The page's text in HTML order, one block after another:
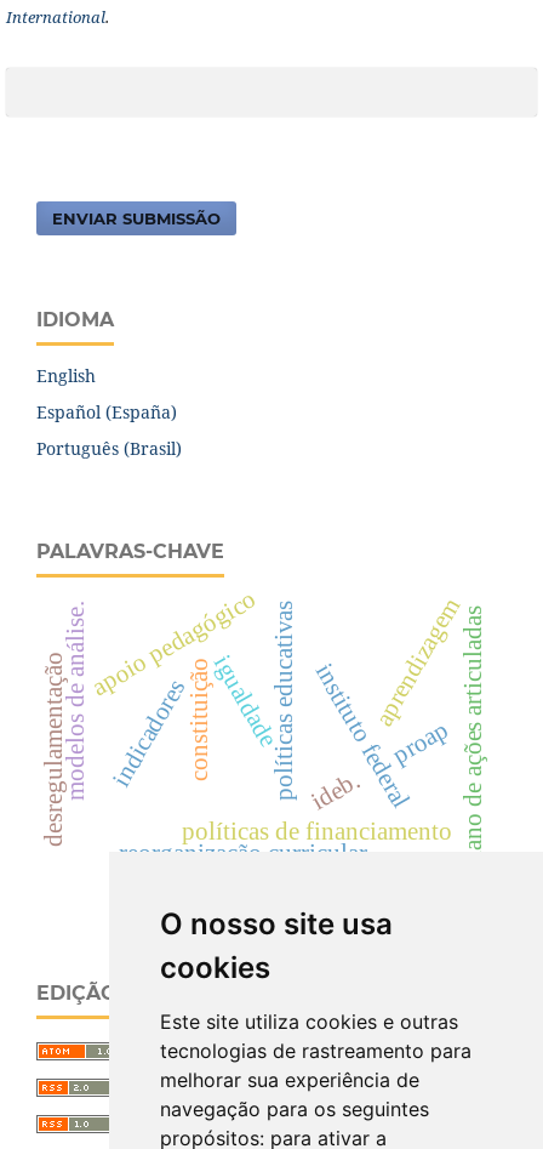
O nosso site usa
cookies
Este site utiliza cookies e outras
tecnologias de rastreamento para
melhorar sua experiência de
navegação para os seguintes
propósitos: para ativar a
International.
ENVIAR SUBMISSÃO
IDIOMA
English
Español (España)
Português (Brasil)
PALAVRAS-CHAVE
políticas educativas
igualdade instituto federalproap
políticas de financiamento
constituição
indicadores plano de ações articuladas
apoio pedagógico aprendizagem
reorganização curricular
modelos de análise.
desregulamentação ideb.
EDIÇÃO ATUAL